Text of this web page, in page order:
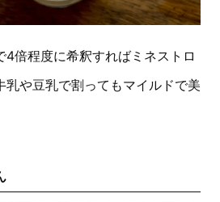
4倍程度に希釈すればミネストロ
乳や豆乳で割ってもマイルドで美